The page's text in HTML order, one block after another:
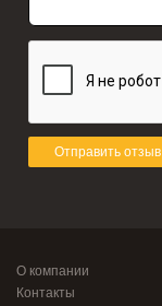
Отправить отзыв
О компании
Контакты